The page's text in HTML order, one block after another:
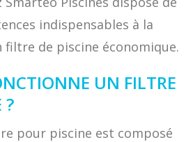
indispensables à la
filtre de piscine économique.
UN FILTRE
?
pour piscine est composé